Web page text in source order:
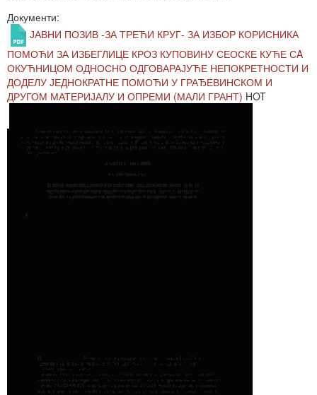
Документи:
ЈАВНИ ПОЗИВ -ЗА ТРЕЋИ КРУГ- ЗА ИЗБОР КОРИСНИКА
ПОМОЋИ ЗА ИЗБЕГЛИЦЕ КРОЗ КУПОВИНУ СЕОСКЕ КУЋЕ СA
ОКУЋНИЦОМ ОДНОСНО ОДГОВАРАЈУЋЕ НЕПОКРЕТНОСТИ И
ДОДЕЛУ ЈЕДНОКРАТНЕ ПОМОЋИ У ГРАЂЕВИНСКОМ И
ДРУГОМ МАТЕРИЈАЛУ И ОПРЕМИ (МАЛИ ГРАНТ) HOT